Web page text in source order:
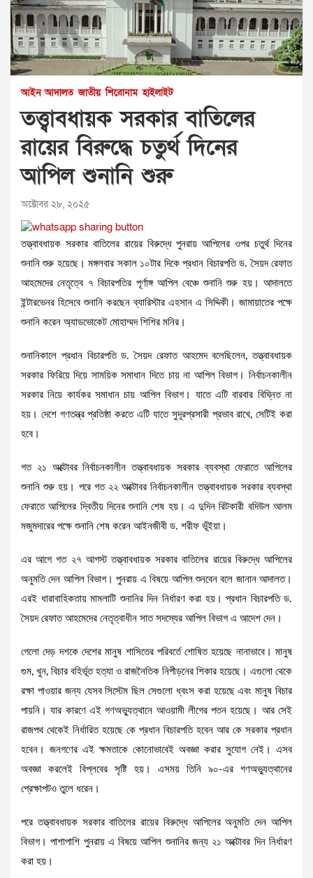
আইন আদালত জাতীয় শিরোনাম হাইলাইট
তত্ত্বাবধায়ক সরকার বাতিলের
রায়ের বিরুদ্ধে চতুর্থ দিনের
আপিল শুনানি শুরু
অক্টোবর ২৮, ২০২৫
তত্ত্বাবধায়ক সরকার বাতিলের রায়ের বিরুদ্ধে পুনরায় আপিলের ওপর চতুর্থ দিনের
শুনানি শুরু হয়েছে। মঙ্গলবার সকাল ১০টার দিকে প্রধান বিচারপতি ড. সৈয়দ রেফাত
আহমেদের নেতৃত্বে ৭ বিচারপতির পূর্ণাঙ্গ আপিল বেঞ্চে শুনানি শুরু হয়। আদালতে
ইন্টারভেনর হিসেবে শুনানি করছেন ব্যারিস্টার এহসান এ সিদ্দিকী। জামায়াতের পক্ষে
শুনানি করেন অ্যাডভোকেট মোহাম্মদ শিশির মনির।
শুনানিকালে প্রধান বিচারপতি ড. সৈয়দ রেফাত আহমেদ বলেছিলেন, তত্ত্বাবধায়ক
সরকার ফিরিয়ে দিয়ে সাময়িক সমাধান দিতে চায় না আপিল বিভাগ। নির্বাচনকালীন
সরকার নিয়ে কার্যকর সমাধান চায় আপিল বিভাগ। যাতে এটি বারবার বিঘ্নিত না
হয়। দেশে গণতন্ত্র প্রতিষ্ঠা করতে এটি যাতে সুদূরপ্রসারী প্রভাব রাখে, সেটিই করা
হবে।
গত ২১ অক্টোবর নির্বাচনকালীন তত্ত্বাবধায়ক সরকার ব্যবস্থা ফেরাতে আপিলের
শুনানি শুরু হয়। পরে গত ২২ অক্টোবর নির্বাচনকালীন তত্ত্বাবধায়ক সরকার ব্যবস্থা
ফেরাতে আপিলের দ্বিতীয় দিনের শুনানি শেষ হয়। এ দুদিন রিটকারী বদিউল আলম
মজুমদারের পক্ষে শুনানি শেষ করেন আইনজীবী ড. শরীফ ভূঁইয়া।
এর আগে গত ২৭ আগস্ট তত্ত্বাবধায়ক সরকার বাতিলের রায়ের বিরুদ্ধে আপিলের
অনুমতি দেন আপিল বিভাগ। পুনরায় এ বিষয়ে আপিল শুনবেন বলে জানান আদালত।
এরই ধারাবাহিকতায় মামলাটি শুনানির দিন নির্ধারণ করা হয়। প্রধান বিচারপতি ড.
সৈয়দ রেফাত আহমেদের নেতৃত্বাধীন সাত সদস্যের আপিল বিভাগ এ আদেশ দেন।
গেলো দেড় দশকে দেশের মানুষ শাসিতের পরিবর্তে শোষিত হয়েছে নানাভাবে। মানুষ
গুম, খুন, বিচার বহির্ভূত হত্যা ও রাজনৈতিক নিপীড়নের শিকার হয়েছে। এগুলো থেকে
রক্ষা পাওয়ার জন্য যেসব সিস্টেম ছিল সেগুলো ধ্বংস করা হয়েছে এবং মানুষ বিচার
পায়নি। যার কারণে এই গণঅভ্যুত্থানে আওয়ামী লীগের পতন হয়েছে। আর সেই
রাজপথ থেকেই নির্ধারিত হয়েছে কে প্রধান বিচারপতি হবেন আর কে সরকার প্রধান
হবেন। জনগণের এই ক্ষমতাকে কোনোভাবেই অবজ্ঞা করার সুযোগ নেই। এসব
অবজ্ঞা করলেই বিপ্লবের সৃষ্টি হয়। এসময় তিনি ৯০-এর গণঅভ্যুত্থানের
প্রেক্ষাপটও তুলে ধরেন।
পরে তত্ত্বাবধায়ক সরকার বাতিলের রায়ের বিরুদ্ধে আপিলের অনুমতি দেন আপিল
বিভাগ। পাশাপাশি পুনরায় এ বিষয়ে আপিল শুনানির জন্য ২১ অক্টোবর দিন নির্ধারণ
করা হয়।